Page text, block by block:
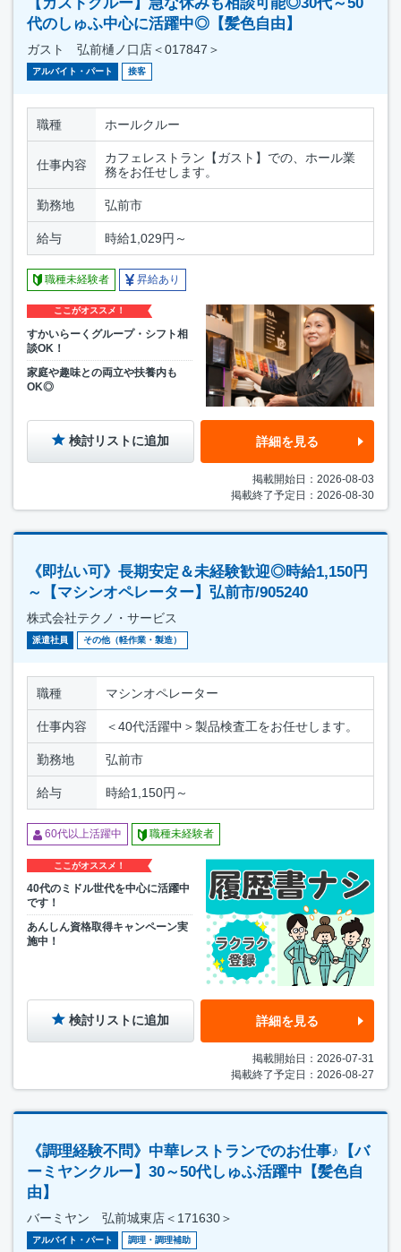
代のしゅふ中心に活躍中◎【髪色自由】
ガスト 弘前樋ノ口店＜017847＞
アルバイト・パート 接客
職種 ホールクルー
仕事内容
カフェレストラン【ガスト】での、ホール業
務をお任せします。
勤務地 弘前市
給与 時給1,029円～
職種未経験者 昇給あり
ここがオススメ！
すかいらーくグループ・シフト相
談OK！
家庭や趣味との両立や扶養内も
OK◎
検討リストに追加 詳細を見る
掲載開始日：2026-08-03
掲載終了予定日：2026-08-30
《即払い可》長期安定＆未経験歓迎◎時給1,150円
～【マシンオペレーター】弘前市/905240
株式会社テクノ・サービス
派遣社員 その他（軽作業・製造）
職種 マシンオペレーター
仕事内容 ＜40代活躍中＞製品検査工をお任せします。
勤務地 弘前市
給与 時給1,150円～
60代以上活躍中 職種未経験者
ここがオススメ！
40代のミドル世代を中心に活躍中
です！
あんしん資格取得キャンペーン実
施中！
検討リストに追加 詳細を見る
掲載開始日：2026-07-31
掲載終了予定日：2026-08-27
《調理経験不問》中華レストランでのお仕事♪【バ
ーミヤンクルー】30～50代しゅふ活躍中【髪色自
由】
バーミヤン 弘前城東店＜171630＞
アルバイト・パート 調理・調理補助